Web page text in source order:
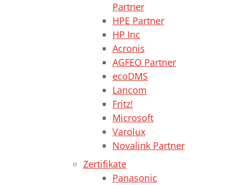
Partner
HPE Partner
HP Inc
Acronis
AGFEO Partner
ecoDMS
Lancom
Fritz!
Microsoft
Varolux
Novalink Partner
Zertifikate
Panasonic